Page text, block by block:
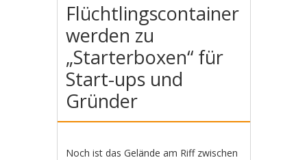
Flüchtlingscontainer
werden zu
„Starterboxen“ für
Start-ups und
Gründer
Noch ist das Gelände am Riff zwischen